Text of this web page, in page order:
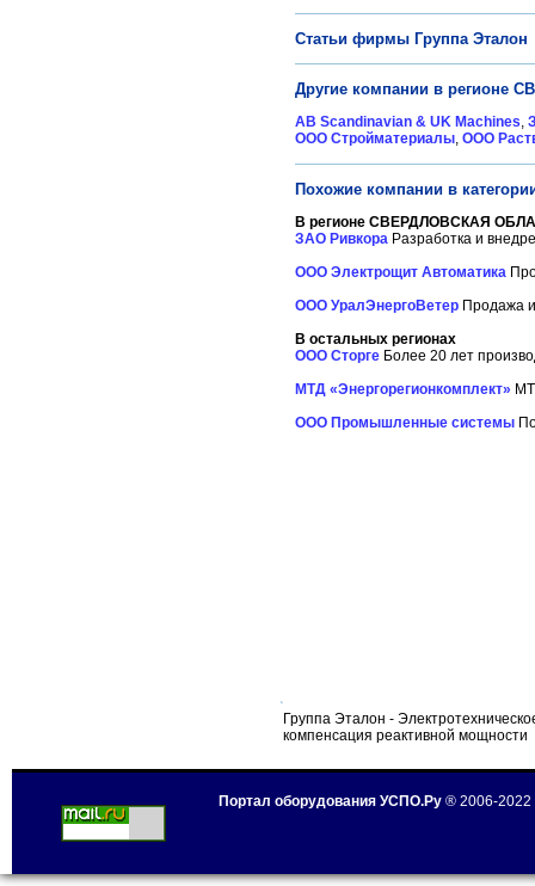
Статьи фирмы Группа Эталон
Другие компании в регионе
AB Scandinavian & UK Machines,
ООО Стройматериалы, ООО
Похожие компании в
В регионе СВЕРДЛОВСКАЯ
ЗАО Ривкора Разработка и
ООО Электрощит Автоматика
ООО УралЭнергоВетер Продажа
В остальных регионах
ООО Сторге Более 20 лет
МТД «Энергорегионкомплект»
ООО Промышленные системы
Группа Эталон -
компенсация реактивной мощности
Портал оборудования УСПО.Ру ® 2006-2022